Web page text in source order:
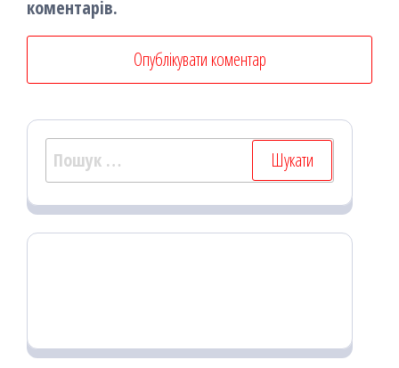
коментарів.
Пошук: